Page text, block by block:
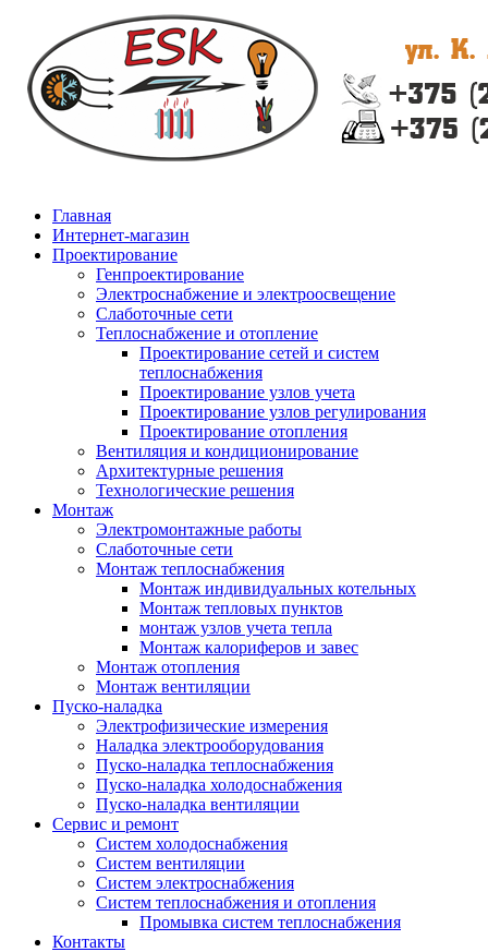
Главная
Интернет-магазин
Проектирование
Генпроектирование
Электроснабжение и электроосвещение
Слаботочные сети
Теплоснабжение и отопление
Проектирование сетей и систем
теплоснабжения
Проектирование узлов учета
Проектирование узлов регулирования
Проектирование отопления
Вентиляция и кондиционирование
Архитектурные решения
Технологические решения
Монтаж
Электромонтажные работы
Слаботочные сети
Монтаж теплоснабжения
Монтаж индивидуальных котельных
Монтаж тепловых пунктов
монтаж узлов учета тепла
Монтаж калориферов и завес
Монтаж отопления
Монтаж вентиляции
Пуско-наладка
Электрофизические измерения
Наладка электрооборудования
Пуско-наладка теплоснабжения
Пуско-наладка холодоснабжения
Пуско-наладка вентиляции
Сервис и ремонт
Систем холодоснабжения
Систем вентиляции
Систем электроснабжения
Систем теплоснабжения и отопления
Промывка систем теплоснабжения
Контакты